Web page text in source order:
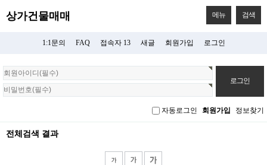
상가건물매매 메뉴 검색
1:1문의 FAQ 접속자 13 새글 회원가입 로그인
회
원
로
자동로그인 회원가입 정보찾기
전체검색 결과